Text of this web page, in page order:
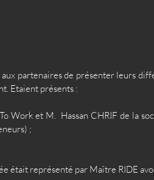
partenaires de présenter leurs
Etaient présents :
Work et M.  Hassan CHRIF de la
;
était représenté par Maître RIDE